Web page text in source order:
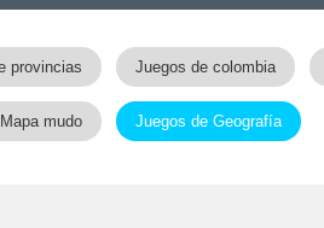
provincias Juegos de colombia
mudo Juegos de Geografía